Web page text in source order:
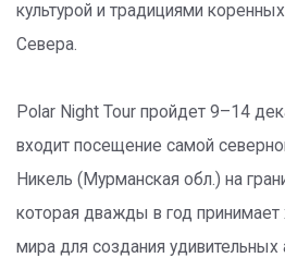
культурой и традициями
Севера.
Polar Night Tour пройдет 9–14
входит посещение самой
Никель (Мурманская обл.) на
которая дважды в год принимает
мира для создания удивительных